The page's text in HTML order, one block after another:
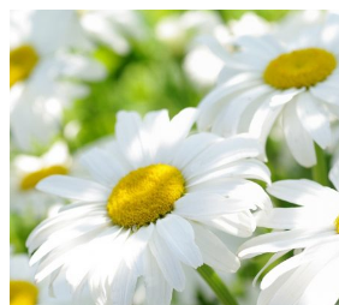
Перейти
к
содержимому